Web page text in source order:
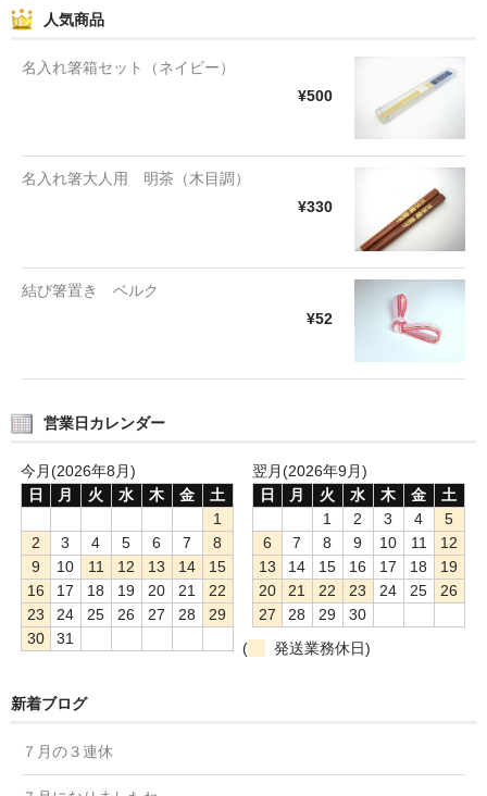
人気商品
名入れ箸箱セット（ネイビー）
¥500
名入れ箸大人用 明茶（木目調）
¥330
結び箸置き ベルク
¥52
営業日カレンダー
今月(2026年8月)
日
月 火 水 木 金
土
1
2
3 4 5 6 7
8
9
10 11 12 13 14
15
16
17 18 19 20 21
22
23
24 25 26 27 28
29
30
31
翌月(2026年9月)
日
月 火 水 木 金
土
1
2 3 4
5
6
7 8 9 10 11
12
13
14 15 16 17 18
19
20
21 22 23 24 25
26
27
28 29
30
(
発送業務休日)
新着ブログ
７月の３連休